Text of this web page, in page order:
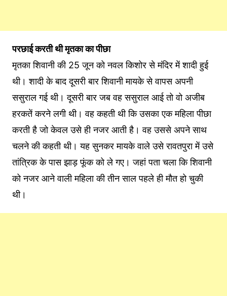
परछाई करती थी मृतका का पीछा
मृतका शिवानी की 25 जून को नवल किशोर से मंदिर में शादी हुई
थी। शादी के बाद दूसरी बार शिवानी मायके से वापस अपनी
ससुराल गई थी। दूसरी बार जब वह ससुराल आई तो वो अजीब
हरकतें करने लगी थी। वह कहती थी कि उसका एक महिला पीछा
करती है जो केवल उसे ही नजर आती है। वह उससे अपने साथ
चलने की कहती थी। यह सुनकर मायके वाले उसे रावतपुरा में उसे
तांत्रिक के पास झाड़ फूंक को ले गए। जहां पता चला कि शिवानी
को नजर आने वाली महिला की तीन साल पहले ही मौत हो चुकी
थी।